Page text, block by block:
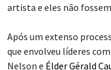
artista e eles não
Após um extenso
que envolveu líderes
Nelson e Élder Gérald